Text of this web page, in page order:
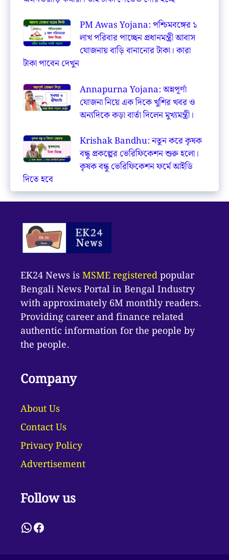
PM Awas Yojana: পশ্চিমবঙ্গের ১
লাখ পরিবার পাচ্ছেন প্রধানমন্ত্রী আবাস
যোজনায় বাড়ি বানানোর টাকা। কারা
টাকা পাবেন দেখুন
Annapurna Yojana: অন্নপূর্ণা
যোজনা নিয়ে এক দিকে খুশির খবর ও
অন্যদিকে কড়া বার্তা দিলেন মুখ্যমন্ত্রী।
Krishak Bandhu: নতুন করে কৃষক
বন্ধু প্রকল্পের ভেরিফিকেশন শুরু হলো।
কৃষক বন্ধু ভেরিফিকেশন ফর্মে আইডি
দিতে হবে
EK24 News isMSME registeredpopular
Bengali News Portal in Bengal Industry
with approximately 6M monthly readers.
Providing career and finance related
authentic information for the people by
the people.
Company
About Us
Contact Us
Privacy Policy
Advertisement
Follow us
WhatsApp
Facebook